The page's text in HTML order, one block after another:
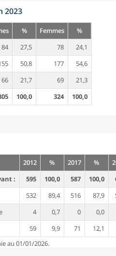
2023
% Femmes
%
84 27,5 78
24,1
50,8 177
54,6
66 21,7 69
21,3
100,0 324
100,0
2012 % 2017 %
:
595 100,0 587 100,0
532 89,4 516 87,9
4 0,7 0
0,0
59 9,9 71
12,1
au 01/01/2026.